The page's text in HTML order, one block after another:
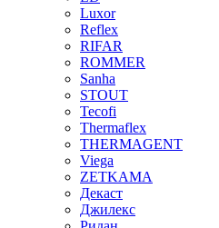
Luxor
Reflex
RIFAR
ROMMER
Sanha
STOUT
Tecofi
Thermaflex
THERMAGENT
Viega
ZETKAMA
Декаст
Джилекс